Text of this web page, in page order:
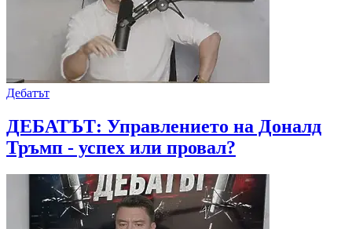
Дебатът
ДЕБАТЪТ: Управлението на Доналд
Тръмп - успех или провал?